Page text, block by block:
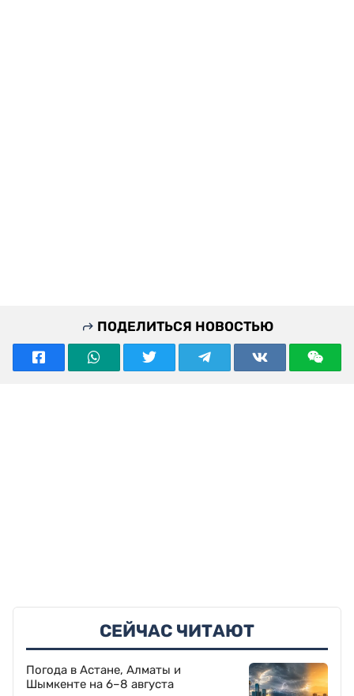
ПОДЕЛИТЬСЯ НОВОСТЬЮ
СЕЙЧАС ЧИТАЮТ
Погода в Астане, Алматы и
Шымкенте на 6–8 августа